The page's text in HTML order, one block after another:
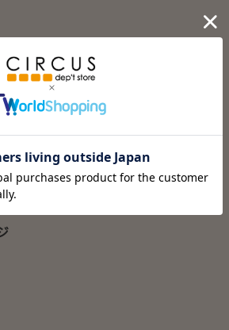
ドの通販を行っています。